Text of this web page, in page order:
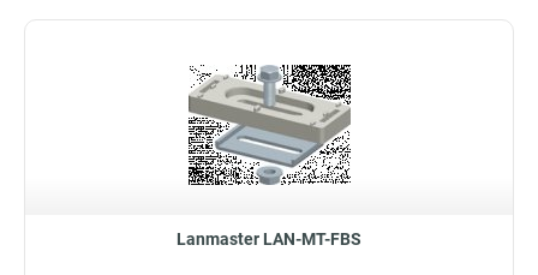
Lanmaster LAN-MT-FBS